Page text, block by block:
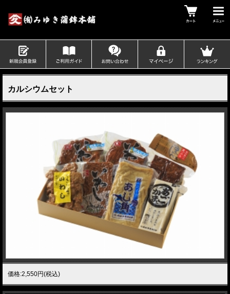
カルシウムセット
価格:2,550円(税込)